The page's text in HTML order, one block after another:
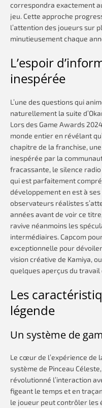
correspondra exactement
jeu. Cette approche
l’attention des joueurs sur
minutieusement chaque
L’espoir
inespérée
L’une des questions qui
naturellement la suite
Lors des Game Awards
monde entier en révélant
chapitre de la franchise,
inespérée par la
fracassante, le silence
qui est parfaitement
développement en est à
observateurs réalistes
années avant de voir ce
ravive néanmoins les
intermédiaires. Capcom
exceptionnelle pour
vision créative de Kamiya,
quelques aperçus du travail
Les
légende
Un système de
Le cœur de l’expérience de
système de Pinceau
révolutionné l’interaction
figeant le temps et en
le joueur peut contrôler les